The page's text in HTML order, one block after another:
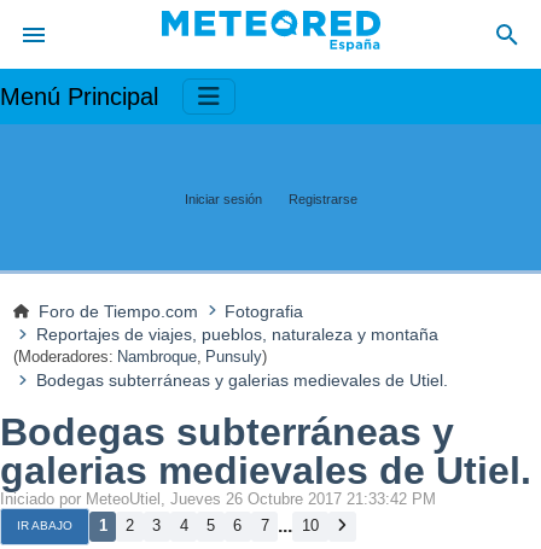
Menú Principal
Iniciar sesión Registrarse
Foro de Tiempo.com
Fotografia
Reportajes de viajes, pueblos, naturaleza y montaña
(Moderadores: Nambroque, Punsuly)
Bodegas subterráneas y galerias medievales de Utiel.
Bodegas subterráneas y
galerias medievales de Utiel.
Iniciado por MeteoUtiel, Jueves 26 Octubre 2017 21:33:42 PM
IR ABAJO 1 2 3 4 5 6 7 ... 10